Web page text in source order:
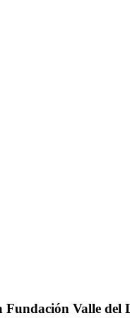
Fundación Valle del